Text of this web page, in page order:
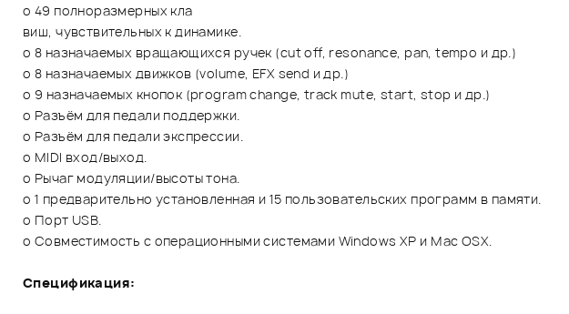
o 49 полноразмерных кла
виш, чувствительных к динамике.
o 8 назначаемых вращающихся ручек (cut off, resonance, pan, tempo и др.)
o 8 назначаемых движков (volume, EFX send и др.)
o 9 назначаемых кнопок (program change, track mute, start, stop и др.)
o Разъём для педали поддержки.
o Разъём для педали экспрессии.
o MIDI вход/выход.
o Рычаг модуляции/высоты тона.
o 1 предварительно установленная и 15 пользовательских программ в памяти.
o Порт USB.
o Совместимость с операционными системами Windows XP и Mac OSX.
Спецификация: